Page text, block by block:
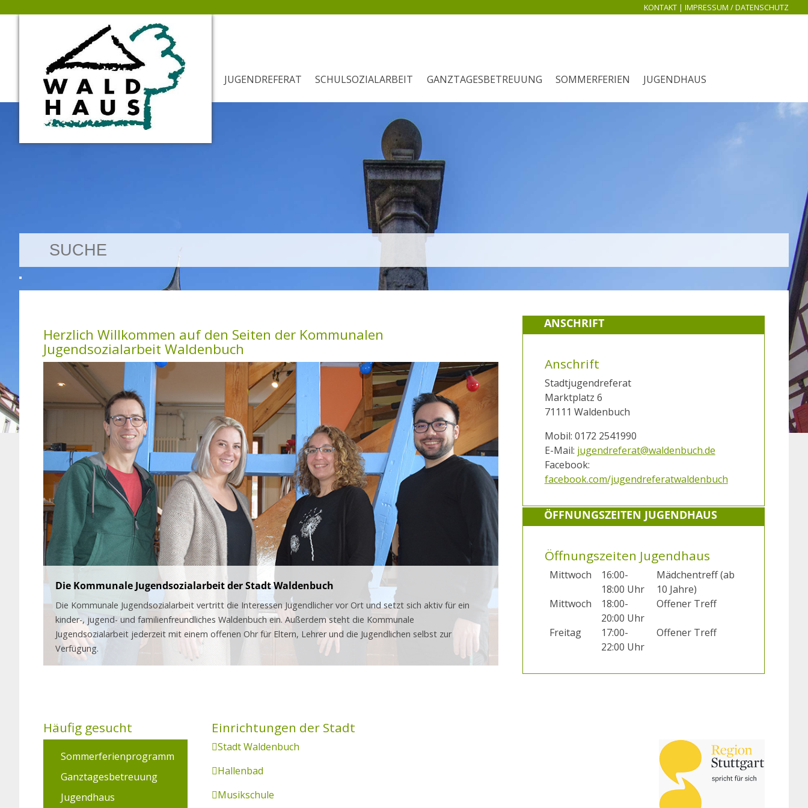
KONTAKT | IMPRESSUM / DATENSCHUTZ
JUGENDREFERAT SCHULSOZIALARBEIT GANZTAGESBETREUUNG SOMMERFERIEN JUGENDHAUS
Herzlich Willkommen auf den Seiten der Kommunalen
Jugendsozialarbeit Waldenbuch
Die Kommunale Jugendsozialarbeit der Stadt Waldenbuch
Die Kommunale Jugendsozialarbeit vertritt die Interessen Jugendlicher vor Ort und setzt sich aktiv für ein
kinder-, jugend- und familienfreundliches Waldenbuch ein. Außerdem steht die Kommunale
Jugendsozialarbeit jederzeit mit einem offenen Ohr für Eltern, Lehrer und die Jugendlichen selbst zur
Verfügung.
ANSCHRIFT
Anschrift
Stadtjugendreferat
Marktplatz 6
71111 Waldenbuch
Mobil: 0172 2541990
E-Mail: jugendreferat@waldenbuch.de
Facebook:
facebook.com/jugendreferatwaldenbuch
ÖFFNUNGSZEITEN JUGENDHAUS
Öffnungszeiten Jugendhaus
Mittwoch
16:00-
18:00 Uhr
Mädchentreff (ab
10 Jahre)
Mittwoch
18:00-
20:00 Uhr
Offener Treff
Freitag
17:00-
22:00 Uhr
Offener Treff
Häufig gesucht
Sommerferienprogramm
Ganztagesbetreuung
Jugendhaus
Stadt Waldenbuch
Hallenbad
Musikschule